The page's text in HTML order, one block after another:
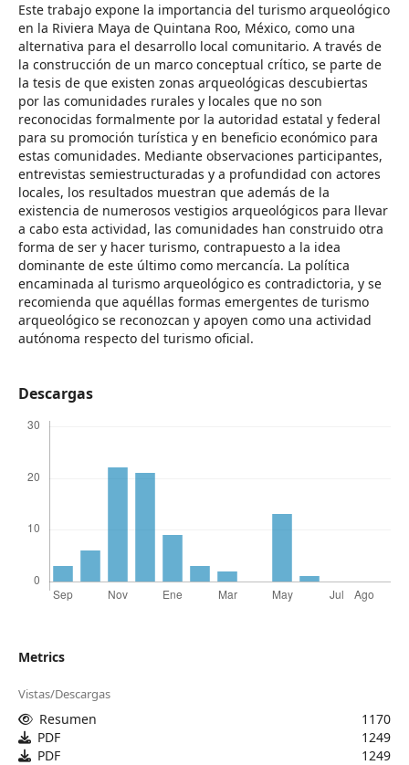
Este trabajo expone la importancia del turismo arqueológico
en la Riviera Maya de Quintana Roo, México, como una
alternativa para el desarrollo local comunitario. A través de
la construcción de un marco conceptual crítico, se parte de
la tesis de que existen zonas arqueológicas descubiertas
por las comunidades rurales y locales que no son
reconocidas formalmente por la autoridad estatal y federal
para su promoción turística y en beneficio económico para
estas comunidades. Mediante observaciones participantes,
entrevistas semiestructuradas y a profundidad con actores
locales, los resultados muestran que además de la
existencia de numerosos vestigios arqueológicos para llevar
a cabo esta actividad, las comunidades han construido otra
forma de ser y hacer turismo, contrapuesto a la idea
dominante de este último como mercancía. La política
encaminada al turismo arqueológico es contradictoria, y se
recomienda que aquéllas formas emergentes de turismo
arqueológico se reconozcan y apoyen como una actividad
autónoma respecto del turismo oficial.
Descargas
Metrics
Vistas/Descargas
Resumen
1170
PDF
1249
PDF
1249